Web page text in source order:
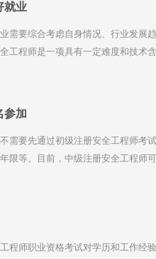
就业
需要综合考虑自身情况、行业发展
工程师是一项具有一定难度和技术
参加
需要先通过初级注册安全工程师考
限等。目前，中级注册安全工程师
程师职业资格考试对学历和工作经